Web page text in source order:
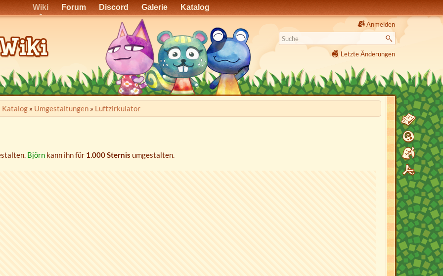
Wiki Forum Discord Galerie Katalog
Anmelden
Letzte Änderungen
Katalog» Umgestaltungen» Luftzirkulator
Björnkann ihn für 1.000 Sternis umgestalten.